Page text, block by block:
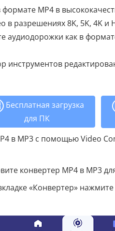
MP4 в
разрешениях 8K, 5K, 4K и
аудиодорожки как в
инструментов
Бесплатная загрузка
для ПК
в MP3 с помощью Video
конвертер MP4 в MP3
«Конвертер»